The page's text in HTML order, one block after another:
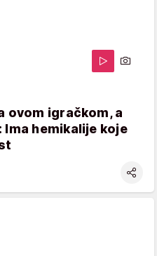
ovom igračkom, a
hemikalije koje